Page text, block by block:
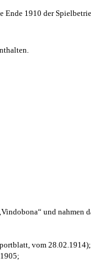
1910 der
und nahmen
vom 28.02.1914);